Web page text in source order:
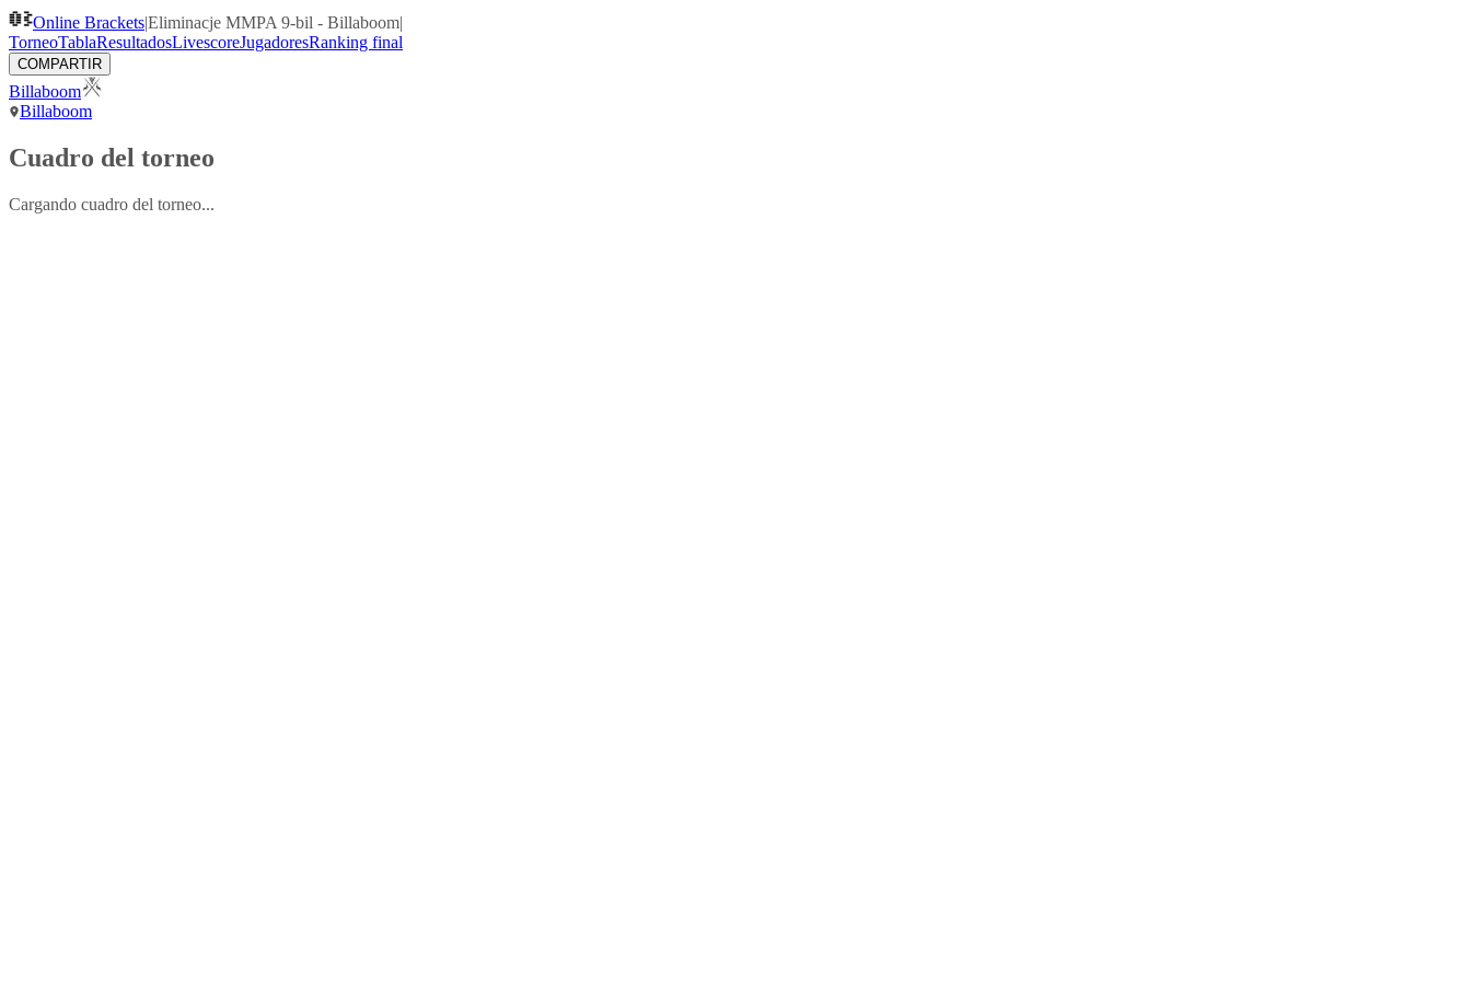
Online Brackets|Eliminacje MMPA 9-bil - Billaboom|
TorneoTablaResultadosLivescoreJugadoresRanking final
COMPARTIR
Billaboom
Billaboom
Cuadro del torneo
Cargando cuadro del torneo...